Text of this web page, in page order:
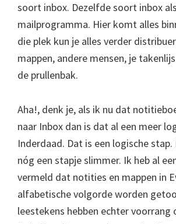
soort inbox. Dezelfde soort inbox
mailprogramma. Hier komt alles
die plek kun je alles verder
mappen, andere mensen, je
de prullenbak.
Aha!, denk je, als ik nu dat
naar Inbox dan is dat al een meer
Inderdaad. Dat is een logische stap.
nóg een stapje slimmer. Ik heb al
vermeld dat notities en mappen in
alfabetische volgorde worden
leestekens hebben echter voorrang